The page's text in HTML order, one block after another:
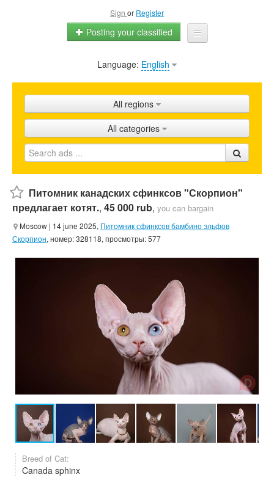
Sign or Register
Posting your classified
Home
Shops
Promotion
FAQ
Blog
Language: English
All regions
All categories
Питомник канадских сфинксов "Скорпион"
предлагает котят., 45 000 rub, you can bargain
Moscow | 14 june 2025, Питомник сфинксов бамбино эльфов
Скорпион, номер: 328118, просмотры: 577
Breed of Cat:
Canada sphinx